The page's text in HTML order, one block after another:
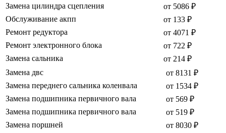
Замена цилиндра сцепления
от 5086 ₽
Обслуживание акпп
от 133 ₽
Ремонт редуктора
от 4071 ₽
Ремонт электронного блока
от 722 ₽
Замена сальника
от 214 ₽
Замена двс
от 8131 ₽
Замена переднего сальника коленвала
от 1534 ₽
Замена подшипника первичного вала
от 569 ₽
Замена подшипника первичного вала
от 519 ₽
Замена поршней
от 8030 ₽